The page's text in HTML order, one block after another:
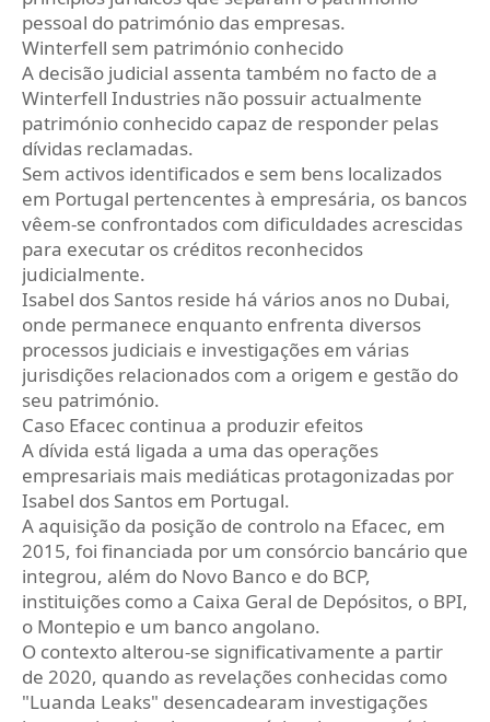
pessoal do património das empresas.
Winterfell sem património conhecido
A decisão judicial assenta também no facto de a
Winterfell Industries não possuir actualmente
património conhecido capaz de responder pelas
dívidas reclamadas.
Sem activos identificados e sem bens localizados
em Portugal pertencentes à empresária, os bancos
vêem-se confrontados com dificuldades acrescidas
para executar os créditos reconhecidos
judicialmente.
Isabel dos Santos reside há vários anos no Dubai,
onde permanece enquanto enfrenta diversos
processos judiciais e investigações em várias
jurisdições relacionados com a origem e gestão do
seu património.
Caso Efacec continua a produzir efeitos
A dívida está ligada a uma das operações
empresariais mais mediáticas protagonizadas por
Isabel dos Santos em Portugal.
A aquisição da posição de controlo na Efacec, em
2015, foi financiada por um consórcio bancário que
integrou, além do Novo Banco e do BCP,
instituições como a Caixa Geral de Depósitos, o BPI,
o Montepio e um banco angolano.
O contexto alterou-se significativamente a partir
de 2020, quando as revelações conhecidas como
"Luanda Leaks" desencadearam investigações